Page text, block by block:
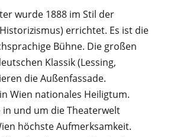
wurde 1888 im Stil der
errichtet. Es ist die
Bühne. Die großen
Klassik (Lessing,
die Außenfassade.
Wien nationales Heiligtum.
in und um die Theaterwelt
höchste Aufmerksamkeit.